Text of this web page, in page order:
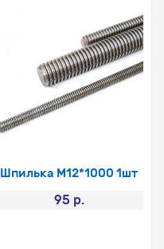
Шпилька М12*1000 1шт
95 р.